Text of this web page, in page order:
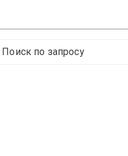
Поиск по запросу